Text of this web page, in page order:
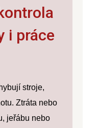
i práce
stroje,
Ztráta nebo
jeřábu nebo